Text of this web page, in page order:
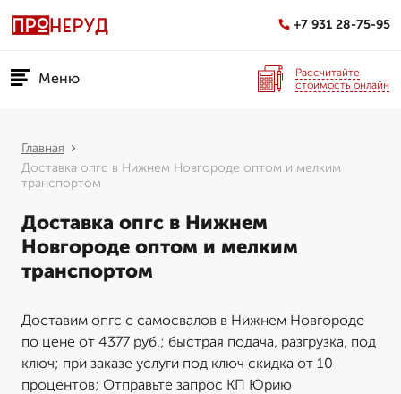
+7 931 28-75-95
Меню
Рассчитайте
стоимость онлайн
Главная
Доставка опгс в Нижнем Новгороде оптом и мелким
транспортом
Доставка опгс в Нижнем
Новгороде оптом и мелким
транспортом
Доставим опгс с самосвалов в Нижнем Новгороде
по цене от 4377 руб.; быстрая подача, разгрузка, под
ключ; при заказе услуги под ключ скидка от 10
процентов; Отправьте запрос КП Юрию